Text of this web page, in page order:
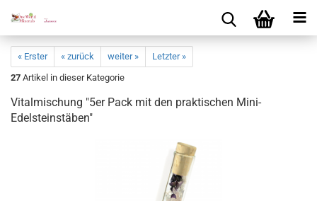
« Erster « zurück weiter »
Letzter »
27 Artikel in dieser Kategorie
Vi­tal­mi­schung "5er Pack mit den prak­ti­schen Mini-​
Edelsteinstäben"